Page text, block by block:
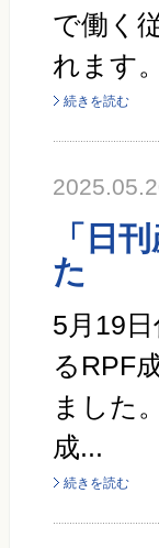
で働く
れます
続きを読む
「日
た
5月19
るRPF
ました
成...
続きを読む